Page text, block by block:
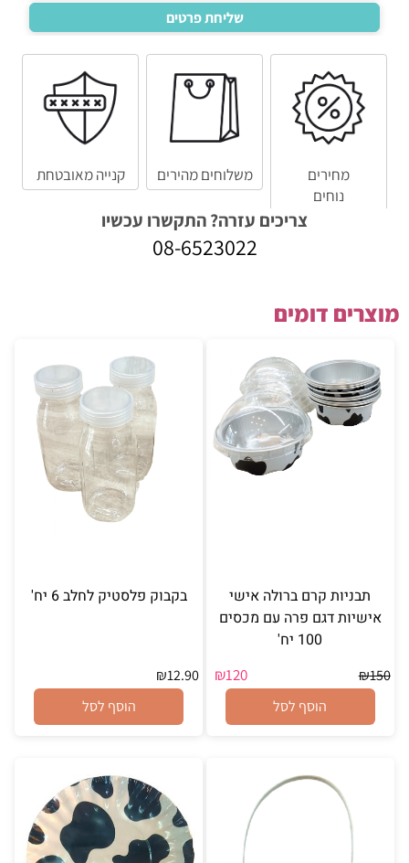
מחירים
נוחים
משלוחים מהירים קנייה מאובטחת
צריכים עזרה? התקשרו עכשיו
08-6523022
מוצרים דומים
תבניות קרם ברולה אישי
אישיות דגם פרה עם מכסים
100 יח'
₪150
₪120
הוסף לסל
בקבוק פלסטיק לחלב 6 יח'
₪12.90
הוסף לסל